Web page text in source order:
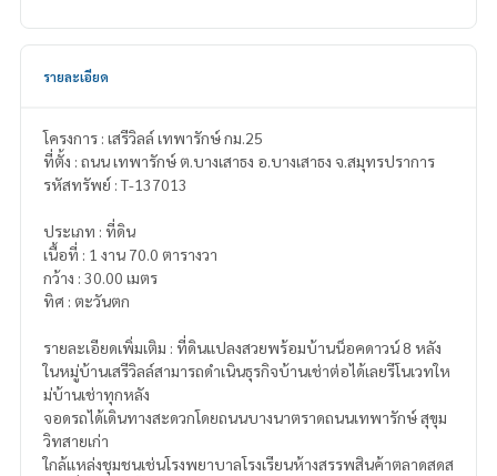
รายละเอียด
โครงการ : เสรีวิลล์ เทพารักษ์ กม.25
ที่ตั้ง : ถนน เทพารักษ์ ต.บางเสาธง อ.บางเสาธง จ.สมุทรปราการ
รหัสทรัพย์ : T-137013
ประเภท : ที่ดิน
เนื้อที่ : 1 งาน 70.0 ตารางวา
กว้าง : 30.00 เมตร
ทิศ : ตะวันตก
รายละเอียดเพิ่มเติม : ที่ดินแปลงสวยพร้อมบ้านน็อคดาวน์ 8 หลัง
ในหมู่บ้านเสรีวิลล์สามารถดำเนินธุรกิจบ้านเช่าต่อได้เลยรีโนเวทให
ม่บ้านเช่าทุกหลัง
จอดรถได้เดินทางสะดวกโดยถนนบางนาตราดถนนเทพารักษ์ สุขุม
วิทสายเก่า
ใกล้แหล่งชุมชนเช่นโรงพยาบาลโรงเรียนห้างสรรพสินค้าตลาดสดส